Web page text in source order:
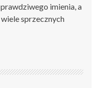
imienia, a
sprzecznych